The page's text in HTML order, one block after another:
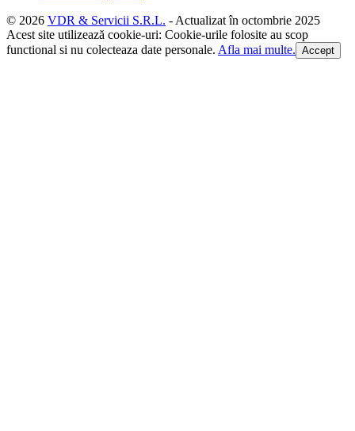
© 2026 VDR & Servicii S.R.L. -Actualizat în octombrie 2025
Acest site utilizează cookie-uri: Cookie-urile folosite au scop
functional si nu colecteaza date personale. Afla mai multe. Accept